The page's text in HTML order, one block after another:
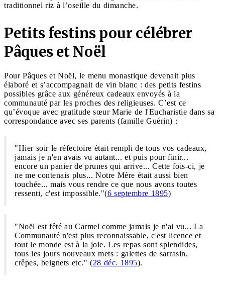
traditionnel riz à l’oseille du dimanche.
Petits festins pour célébrer
Pâques et Noël
Pour Pâques et Noël, le menu monastique devenait plus
élaboré et s’accompagnait de vin blanc : des petits festins
possibles grâce aux généreux cadeaux envoyés à la
communauté par les proches des religieuses. C’est ce
qu’évoque avec gratitude sœur Marie de l'Eucharistie dans sa
correspondance avec ses parents (famille Guérin) :
"Hier soir le réfectoire était rempli de tous vos cadeaux,
jamais je n'en avais vu autant... et puis pour finir...
encore un panier de prunes qui arrive... Cette fois-ci, je
ne me contenais plus... Notre Mère était aussi bien
touchée... mais vous rendre ce que nous avons toutes
ressenti, c'est impossible."(6 septembre 1895)
"Noël est fêté au Carmel comme jamais je n'ai vu... La
Communauté n'est plus reconnaissable, c'est licence et
tout le monde est à la joie. Les repas sont splendides,
tous les jours nouveaux mets : galettes de sarrasin,
crêpes, beignets etc." (28 déc. 1895).